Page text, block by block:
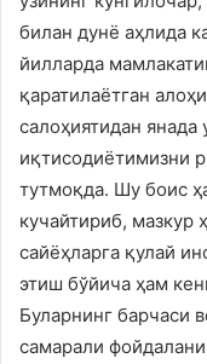
билан дунё аҳлида
йилларда
қаратилаётган
салоҳиятидан
иқтисодиётимизни
тутмоқда. Шу боис
кучайтириб, мазкур
сайёҳларга қулай
этиш бўйича ҳам
Буларнинг барчаси
самарали